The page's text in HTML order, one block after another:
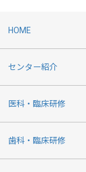
HOME
センター紹介
医科・臨床研修
歯科・臨床研修